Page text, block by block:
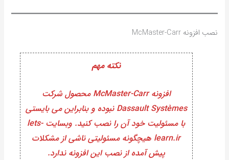
نصب افزونه McMaster-Carr
نکته مهم
افزونه McMaster-Carr محصول شرکت
Dassault Systèmes نبوده و بنابراین می بایستی
با مسئولیت خود آن را نصب کنید. وبسایت lets-
learn.ir هیچگونه مسئولیتی ناشی از مشکلات
پیش آمده از نصب این افزونه ندارد.